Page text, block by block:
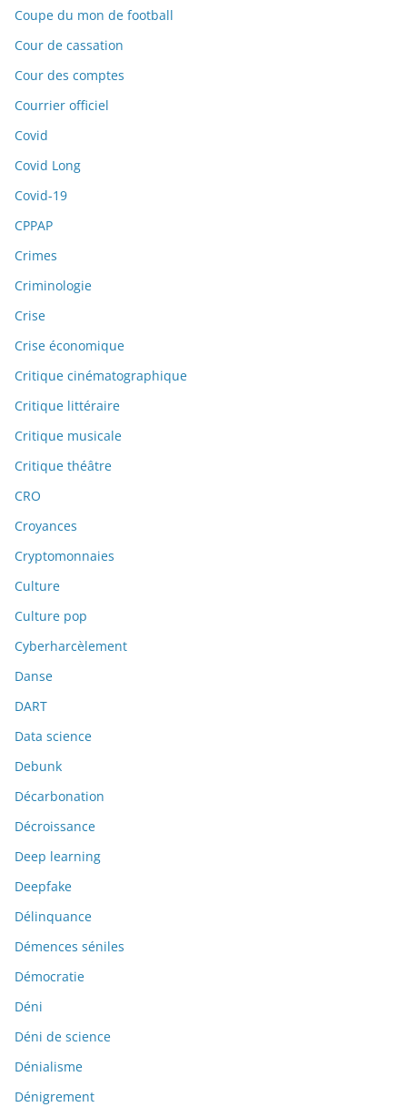
Coupe du mon de football
Cour de cassation
Cour des comptes
Courrier officiel
Covid
Covid Long
Covid-19
CPPAP
Crimes
Criminologie
Crise
Crise économique
Critique cinématographique
Critique littéraire
Critique musicale
Critique théâtre
CRO
Croyances
Cryptomonnaies
Culture
Culture pop
Cyberharcèlement
Danse
DART
Data science
Debunk
Décarbonation
Décroissance
Deep learning
Deepfake
Délinquance
Démences séniles
Démocratie
Déni
Déni de science
Dénialisme
Dénigrement